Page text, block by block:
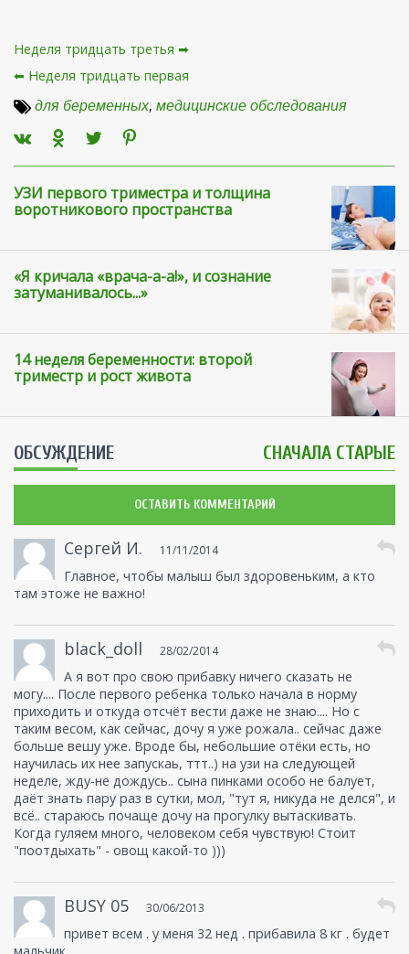
Неделя тридцать третья ➡
⬅ Неделя тридцать первая
для беременных, медицинские обследования
УЗИ первого триместра и толщина
воротникового пространства
«Я кричала «врача-а-а!», и сознание
затуманивалось...»
14 неделя беременности: второй
триместр и рост живота
ОБСУЖДЕНИЕ СНАЧАЛА СТАРЫЕ
ОСТАВИТЬ КОММЕНТАРИЙ
Сергей И. 11/11/2014
Главное, чтобы малыш был здоровеньким, а кто
там этоже не важно!
black_doll 28/02/2014
А я вот про свою прибавку ничего сказать не
могу.... После первого ребенка только начала в норму
приходить и откуда отсчёт вести даже не знаю.... Но с
таким весом, как сейчас, дочу я уже рожала.. сейчас даже
больше вешу уже. Вроде бы, небольшие отёки есть, но
научилась их нее запускаь, ттт..) на узи на следующей
неделе, жду-не дождусь.. сына пинками особо не балует,
даёт знать пару раз в сутки, мол, "тут я, никуда не делся", и
всё.. стараюсь почаще дочу на прогулку вытаскивать.
Когда гуляем много, человеком себя чувствую! Стоит
"поотдыхать" - овощ какой-то )))
BUSY 05 30/06/2013
привет всем . у меня 32 нед . прибавила 8 кг . будет